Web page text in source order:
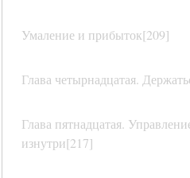
Умаление и прибыток[209]
Глава четырнадцатая.
Глава пятнадцатая.
изнутри[217]